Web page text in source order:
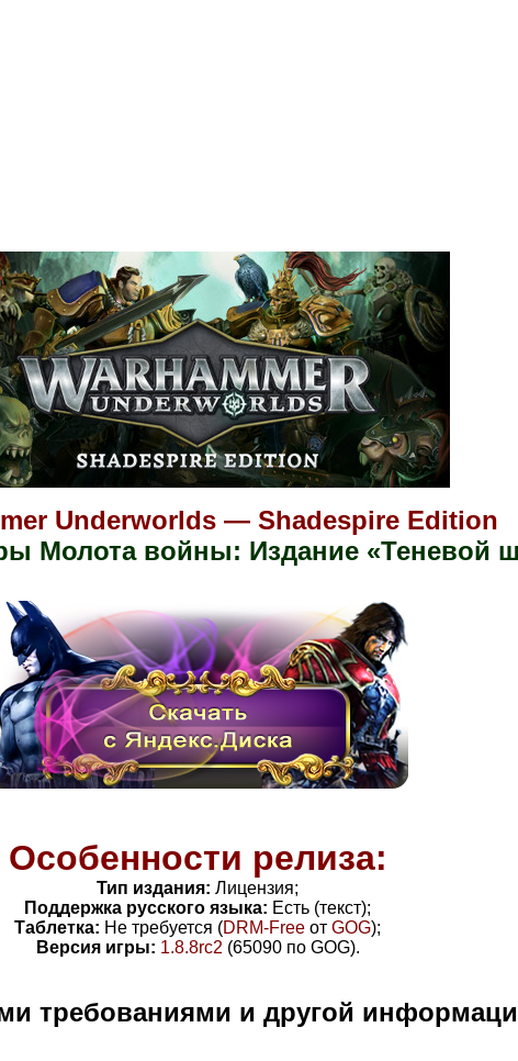
Underworlds — Shadespire Edition
Молота войны: Издание «Теневой
Особенности релиза:
Тип издания: Лицензия;
Поддержка русского языка: Есть (текст);
Таблетка: Не требуется (DRM-Free от GOG);
Версия игры: 1.8.8rc2 (65090 по GOG).
требованиями и другой